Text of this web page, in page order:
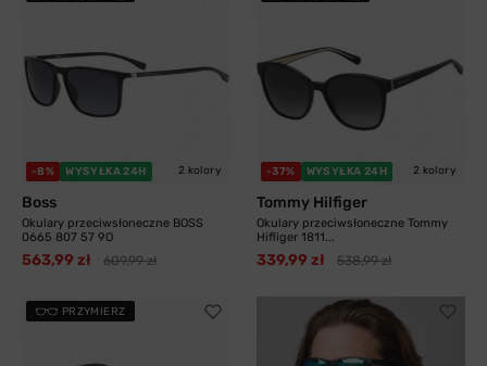
-8% WYSYŁKA 24H 2 kolory
Boss
Okulary przeciwsłoneczne BOSS
0665 807 57 9O
563,99 zł 609,99 zł
-37% WYSYŁKA 24H 2 kolory
Tommy Hilfiger
Okulary przeciwsłoneczne Tommy
Hifliger 1811...
339,99 zł 538,99 zł
PRZYMIERZ